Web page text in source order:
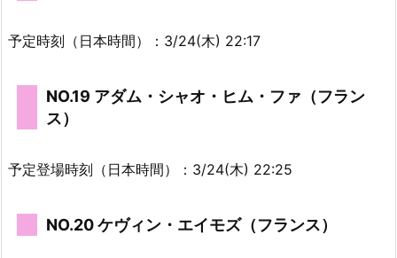
予定時刻（日本時間）：3/24(木) 22:17
NO.19 アダム・シャオ・ヒム・ファ（フラン
ス）
予定登場時刻（日本時間）：3/24(木) 22:25
NO.20 ケヴィン・エイモズ（フランス）